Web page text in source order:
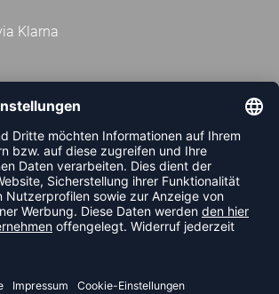
Klarna
DEN KOSTENLOSEN
NEWSLETTER UND VERPASSE KEINE
AKTION MEHR.
JETZT ANMELDEN